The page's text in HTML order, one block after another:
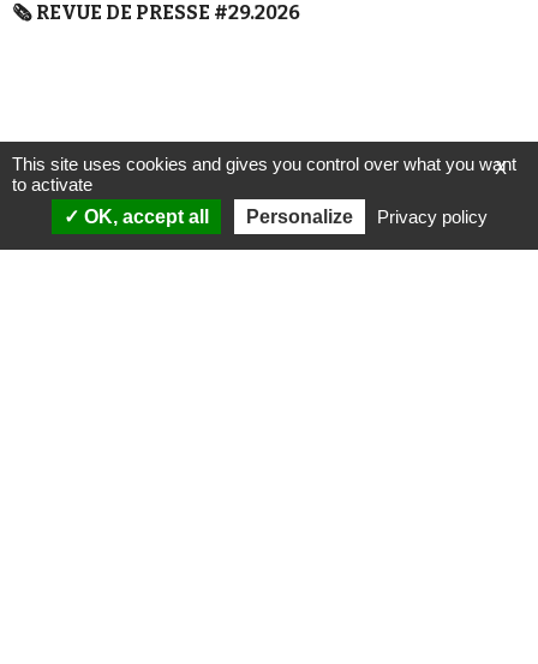
🗞️ REVUE DE PRESSE #29.2026
ANALYSES
VIDÉOS
X
This site uses cookies and gives you control over what you want
to activate
OK, accept all
Personalize Privacy policy